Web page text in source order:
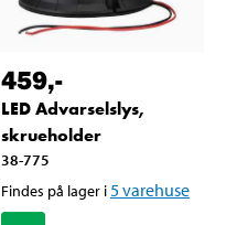
459,-
LED Advarselslys,
skrueholder
38-775
Findes på lager i 5varehuse